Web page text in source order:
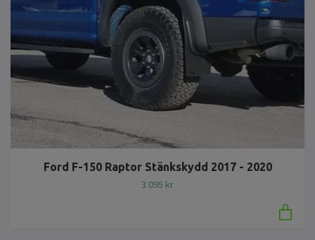
Ford F-150 Raptor Stänkskydd 2017 - 2020
3 095 kr